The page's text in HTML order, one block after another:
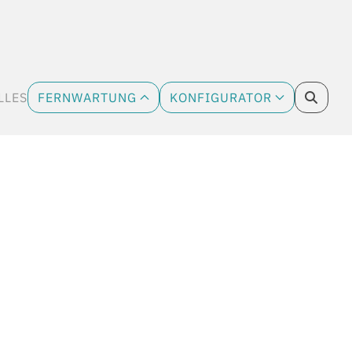
FERNWARTUNG KONFIGURATOR